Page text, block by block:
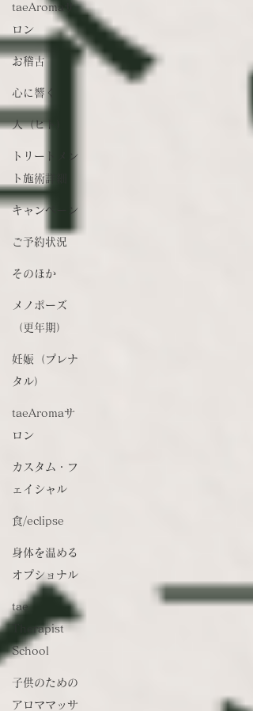
taeAromaサ
ロン
お稽古
心に響く
人（ヒト）
トリートメン
ト施術詳細
キャンペーン
ご予約状況
そのほか
メノポーズ
（更年期）
妊娠（プレナ
タル）
taeAromaサ
ロン
カスタム・フ
ェイシャル
食/eclipse
身体を温める
オプショナル
tae
Therapist
School
子供のための
アロママッサ